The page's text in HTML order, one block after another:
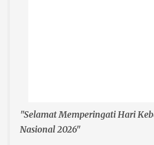
"Selamat Memperingati Hari
Nasional 2026"